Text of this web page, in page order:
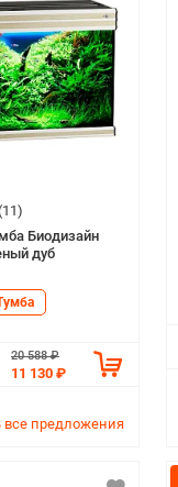
Биодизайн
дуб
20 588 ₽
11 130 ₽
все предложения